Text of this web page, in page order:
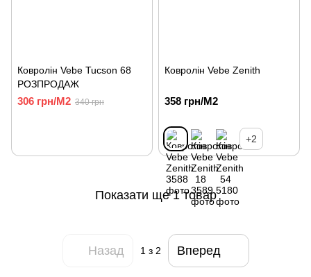
Ковролін Vebe Tucson 68
РОЗПРОДАЖ
306 грн/М2 340 грн
Ковролін Vebe Zenith
358 грн/М2
+2
Показати ще 1 товар
Назад 1 з 2 Вперед